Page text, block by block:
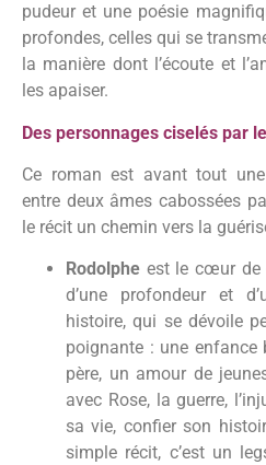
pudeur et une poésie
profondes, celles qui se
la manière dont l’écoute et
les apaiser.
Des personnages ciselés par
Ce roman est avant tout
entre deux âmes cabossées
le récit un chemin vers la
Rodolphe est le cœur de
d’une profondeur et
histoire, qui se dévoile
poignante : une enfance
père, un amour de
avec Rose, la guerre,
sa vie, confier son
simple récit, c’est un